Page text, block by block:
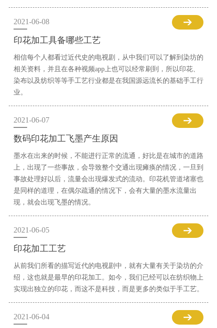
2021-06-08
印花加工具备哪些工艺
相信每个人都看过近代史的电视剧，从中我们可以了解到染坊的
相关资料，并且在各种视频app上也可以经常刷到，所以印花、
染布以及纺织等等手工艺行业都是在我国源远流长的基础手工行
业。
2021-06-07
数码印花加工飞墨产生原因
墨水在出来的时候，不能进行正常的流通，好比是在城市的道路
上，出现了一些事故，会导致整个交通出现瘫痪的情况，一旦到
事故处理好以后，流量会出现爆发式的流动。印花机管道堵塞也
是同样的道理，在偶尔疏通的情况下，会有大量的墨水流量出
现，就会出现飞墨的情况。
2021-06-05
印花加工工艺
从前我们所看的描写近代的电视剧中，就有大量有关于染坊的介
绍，这也就是最早的印花加工。如今，我们已经可以在纺织物上
实现出独立的印花，而这不是科技，而是更多的类似于手工艺。
2021-06-04